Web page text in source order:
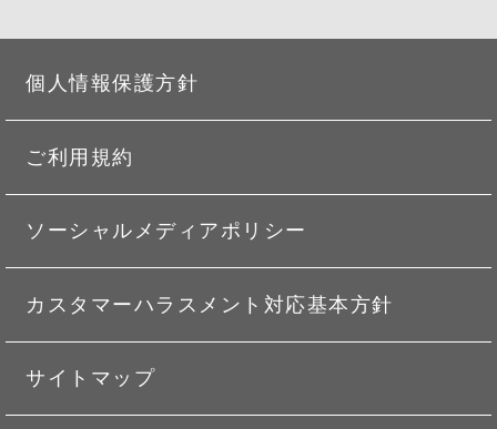
個人情報保護方針
ご利用規約
ソーシャルメディアポリシー
カスタマーハラスメント対応基本方針
サイトマップ